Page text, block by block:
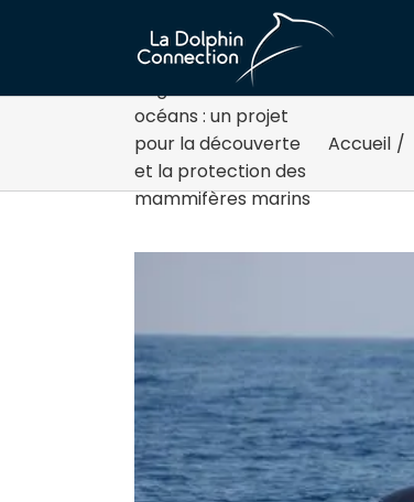
Regards sur nos
océans : un projet
pour la découverte
et la protection des
mammifères marins
Accueil /